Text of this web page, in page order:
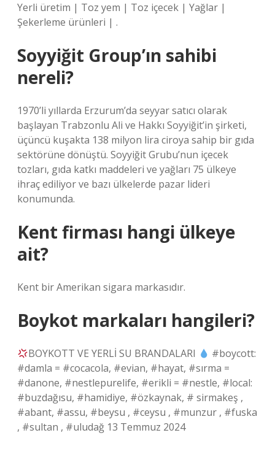
Yerli üretim | Toz yem | Toz içecek | Yağlar |
Şekerleme ürünleri | .
Soyyiğit Group’ın sahibi
nereli?
1970’li yıllarda Erzurum’da seyyar satıcı olarak
başlayan Trabzonlu Ali ve Hakkı Soyyiğit’in şirketi,
üçüncü kuşakta 138 milyon lira ciroya sahip bir gıda
sektörüne dönüştü. Soyyiğit Grubu’nun içecek
tozları, gıda katkı maddeleri ve yağları 75 ülkeye
ihraç ediliyor ve bazı ülkelerde pazar lideri
konumunda.
Kent firması hangi ülkeye
ait?
Kent bir Amerikan sigara markasıdır.
Boykot markaları hangileri?
BOYKOTT VE YERLİ SU BRANDALARI
#boycott:
#damla = #cocacola, #evian, #hayat, #sırma =
#danone, #nestlepurelife, #erikli = #nestle, #local:
#buzdağısu, #hamidiye, #özkaynak, # sirmakeş ,
#abant, #assu, #beysu , #ceysu , #munzur , #fuska
, #sultan , #uludağ 13 Temmuz 2024